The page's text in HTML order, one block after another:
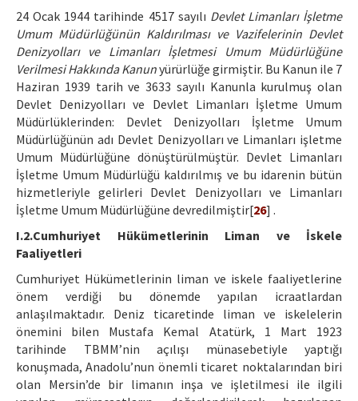
24 Ocak 1944 tarihinde 4517 sayılı Devlet Limanları İşletme
Umum Müdürlüğünün Kaldırılması ve Vazifelerinin Devlet
Denizyolları ve Limanları İşletmesi Umum Müdürlüğüne
Verilmesi Hakkında Kanunyürürlüğe girmiştir. Bu Kanun ile 7
Haziran 1939 tarih ve 3633 sayılı Kanunla kurulmuş olan
Devlet Denizyolları ve Devlet Limanları İşletme Umum
Müdürlüklerinden: Devlet Denizyolları İşletme Umum
Müdürlüğünün adı Devlet Denizyolları ve Limanları işletme
Umum Müdürlüğüne dönüştürülmüştür. Devlet Limanları
İşletme Umum Müdürlüğü kaldırılmış ve bu idarenin bütün
hizmetleriyle gelirleri Devlet Denizyolları ve Limanları
İşletme Umum Müdürlüğüne devredilmiştir[26] .
I.2.Cumhuriyet Hükümetlerinin Liman ve İskele
Faaliyetleri
Cumhuriyet Hükümetlerinin liman ve iskele faaliyetlerine
önem verdiği bu dönemde yapılan icraatlardan
anlaşılmaktadır. Deniz ticaretinde liman ve iskelelerin
önemini bilen Mustafa Kemal Atatürk, 1 Mart 1923
tarihinde TBMM’nin açılışı münasebetiyle yaptığı
konuşmada, Anadolu’nun önemli ticaret noktalarından biri
olan Mersin’de bir limanın inşa ve işletilmesi ile ilgili